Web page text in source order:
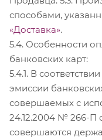
способами,
«Доставка».
5.4. Особенности
банковских карт:
5.4.1. В
эмиссии
совершаемых с
24.12.2004 № 266-П
совершаются